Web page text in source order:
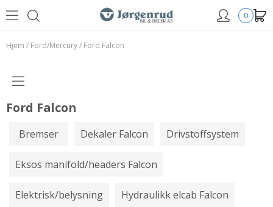
0
Hjem / Ford/Mercury/ Ford Falcon
Ford Falcon
Bremser Dekaler Falcon Drivstoffsystem
Eksos manifold/headers Falcon
Elektrisk/belysning Hydraulikk elcab Falcon